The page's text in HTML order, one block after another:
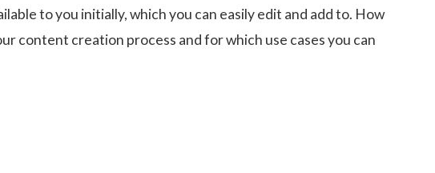
to you initially, which you can easily edit and add to. How
content creation process and for which use cases you can